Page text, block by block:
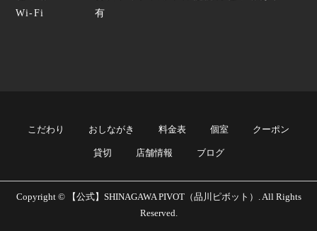
Wi-Fi
有
こだわり おしながき 料金表 個室 クーポン
貸切 店舗情報 ブログ
Copyright © 【公式】SHINAGAWA PIVOT（品川ピボット）. All Rights
Reserved.